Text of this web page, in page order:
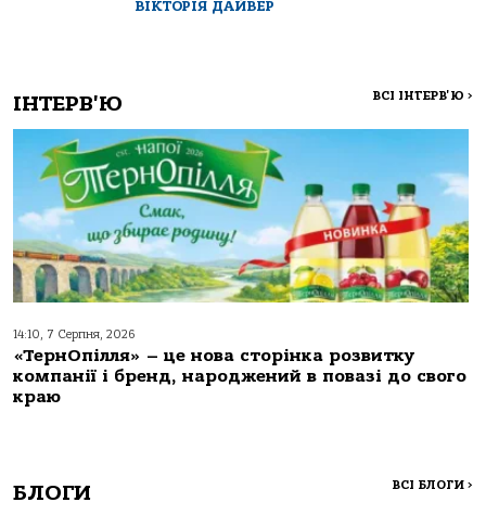
ВІКТОРІЯ ДАЙВЕР
ІНТЕРВ'Ю ВСІ ІНТЕРВ'Ю >
14:10, 7 Серпня, 2026
«ТернОпілля» – це нова сторінка розвитку
компанії і бренд, народжений в повазі до свого
краю
БЛОГИ ВСІ БЛОГИ >